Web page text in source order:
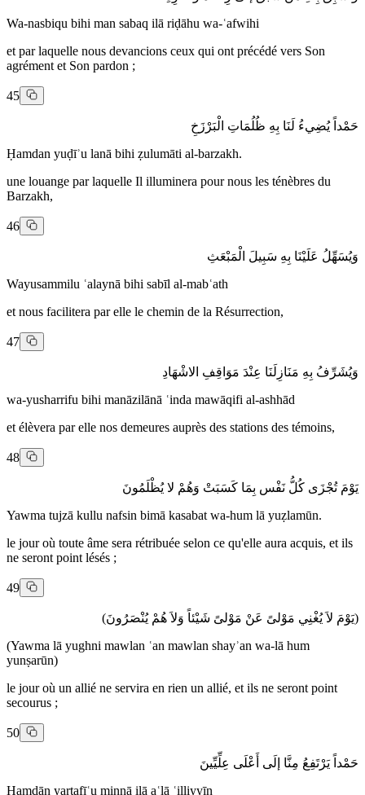
Wa-nasbiqu bihi man sabaq ilā riḍāhu wa-ʿafwihi
et par laquelle nous devancions ceux qui ont précédé vers Son
agrément et Son pardon ;
45
حَمْداً يُضِيءُ لَنَا بِهِ ظُلُمَاتِ الْبَرْزَخِ
Ḥamdan yuḍīʾu lanā bihi ẓulumāti al-barzakh.
une louange par laquelle Il illuminera pour nous les ténèbres du
Barzakh,
46
وَيُسَهِّلُ عَلَيْنَا بِهِ سَبِيلَ الْمَبْعَثِ
Wayusammilu ʿalaynā bihi sabīl al-mabʿath
et nous facilitera par elle le chemin de la Résurrection,
47
وَيُشَرِّفُ بِهِ مَنَازِلَنَا عِنْدَ مَوَاقِفِ الاشْهَادِ
wa-yusharrifu bihi manāzilānā ʿinda mawāqifi al-ashhād
et élèvera par elle nos demeures auprès des stations des témoins,
48
يَوْمَ تُجْزَى كُلُّ نَفْس بِمَا كَسَبَتْ وَهُمْ لا يُظْلَمُونَ
Yawma tujzā kullu nafsin bimā kasabat wa-hum lā yuẓlamūn.
le jour où toute âme sera rétribuée selon ce qu'elle aura acquis, et ils
ne seront point lésés ;
49
(يَوْمَ لاَ يُغْنِي مَوْلىً عَنْ مَوْلىً شَيْئاً وَلاَ هُمْ يُنْصَرُونَ)
(Yawma lā yughni mawlan ʿan mawlan shayʾan wa-lā hum
yunṣarūn)
le jour où un allié ne servira en rien un allié, et ils ne seront point
secourus ;
50
حَمْداً يَرْتَفِعُ مِنَّا إلَى أَعْلَى عِلِّيِّينَ
Hamdān yartafīʿu minnā ilā aʿlā ʿilliyyīn